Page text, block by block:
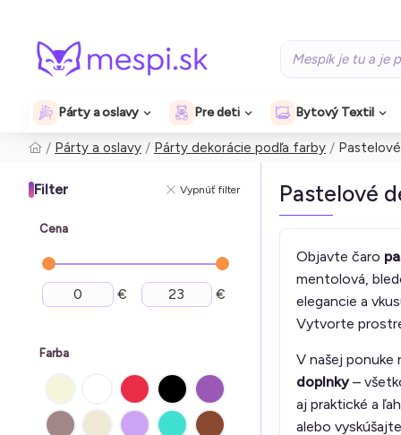
Párty a oslavy Pre deti Bytový Textil
Párty a oslavy Párty dekorácie podľa farby
Filter Vypnúť filter
Cena
€ €
Farba
Pastelové
Objavte čaro
mentolová,
elegancie a
Vytvorte
V našej ponuke
doplnky–
aj praktické a
alebo vyskúšajte